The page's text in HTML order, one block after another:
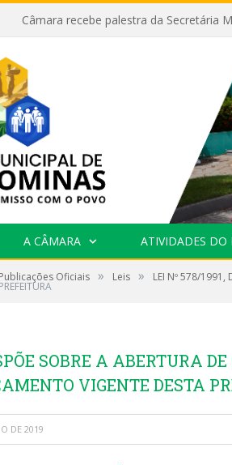
A CÂMARA ATIVIDADES DO
Publicações Oficiais » Leis » LEI Nº 578/1991,
SOBRE A ABERTURA DE
VIGENTE DESTA
DE 2019